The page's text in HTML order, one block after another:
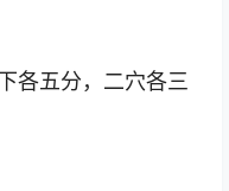
五分，二穴各三